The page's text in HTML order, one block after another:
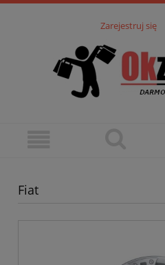
Zarejestruj się
Fiat